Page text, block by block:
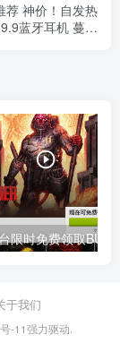
荐 神价！自发热
蓝牙耳机 蔓越
于我们
-11强力驱动.